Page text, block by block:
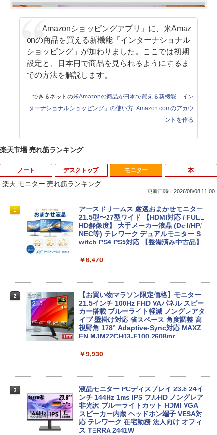
「Amazonショッピングアプリ」に、米Amaz
onの商品を買える新機能「インターナショナル
ショッピング」が加わりました。ここでは初期
設定と、日本円で商品を見られるようにするま
での方法を解説します。
できるネットの米Amazonの商品が日本で買える新機能「イン
ターナショナルショッピング」の使い方: Amazon.comのアカウ
ントを作る
楽天市場 売れ筋ランキング
ノート
1
【ノートPC用】【あんしん3ヶ月に延長
保証】通常付属している30日の保証期間
が3ヶ月に延長されます。【単品購入・併
用不可※レビューキャンペーンは除く /
ノートパソコン専用】
￥1,000
2
おまかせ 中古ノートパソコン Windows
11 A4サイズ 15型以上 メーカー 富士通 N
EC 等 CPU Intel Cel 第6世代 メモリ4GB
SSD128GB 無線LAN WPS office2搭載
HDMI対応 送料無料 訳あり品
in11搭載 パソコンノートパソコンoffice
付き 初心者向けノートPC 初期設定済 1
5.6型 インテル高速CPU ランダムで発送
メモリ4GB～ 高速SSD1TB 最大 フルHD
Webカメラ zoom 軽量薄型 無線 型番更
新で在庫処分
デスクトップ
1
ポイント10倍 中古パソコン デスクトッ
プ Windows10【Windows 10 Pro 64Bit
搭載】富士通 ESPRIMO D583シリーズ等
Celeron G1840 2.8G/4G/250GB/DVD-R
OM
￥9,980
2
【中古】【箱付】 APPLE Mac mini A13
47 (Late 2014) 【 macOS Monterey 12.
7.6 / i7(3GHz) / メモリ:16GB / HDD:1.1
2TB 】 【 中古 ビジネスホン パソコン
業務用 電話機 本体】
0T/メモリ16GB(DDR4)/SSD256GB(M.2
NVMe)/Win11Pro-64bit】【中古/送料無
料】※沖縄・離島を除く
￥32,980
モニター
楽天 モニター 売れ筋ランキング
更新日時：2026/08/08 11:00
1
アースドリームス 厳選おまかせモニター
21.5型〜27型ワイド 【HDMI対応 / FULL
HD解像度】 大手メーカー液晶 (Dell/HP/
NEC等) テレワーク デュアルモニター S
witch PS4 PS5対応 【整備済み中古品】
￥6,470
2
【お買い物マラソン限定価格】モニター
21.5インチ 100Hz FHD VAパネル スピー
カー搭載 ブルーライト軽減 ノングレアタ
イプ 壁掛け対応 省スペース 角度調整 高
視野角 178° Adaptive-Sync対応 MAXZ
EN MJM22CH03-F100 2608mr
￥9,930
3
液晶モニター PCディスプレイ 23.8 24イ
ンチ 144Hz 1ms IPS フルHD ノングレア
非光沢 ブルーライトカット HDMI VGA
スピーカー内蔵 ヘッドホン端子 VESA対
応 テレワーク 在宅勤務 法人向け オフィ
ス TERRA 2441W
本